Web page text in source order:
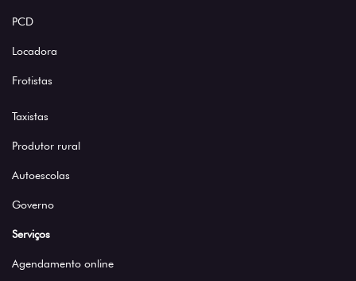
PCD
Locadora
Frotistas
Taxistas
Produtor rural
Autoescolas
Governo
Serviços
Agendamento online